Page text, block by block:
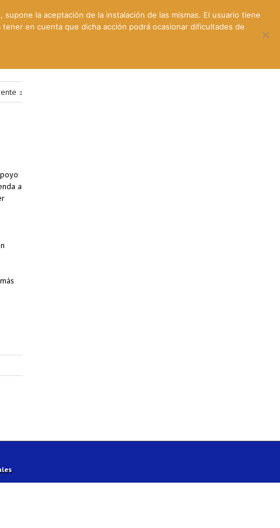
a
la aceptación de la instalación de las mismas. El usuario tiene
en cuenta que dicha acción podrá ocasionar dificultades de